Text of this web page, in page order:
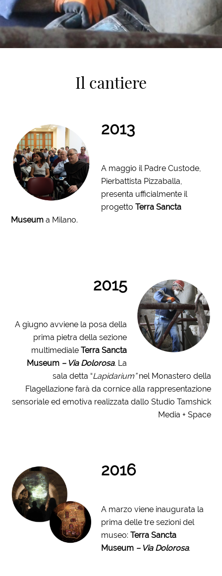
Il cantiere
2013
A maggio il Padre Custode,
Pierbattista Pizzaballa,
presenta ufficialmente il
progetto Terra Sancta
Museum a Milano.
2015
A giugno avviene la posa della
prima pietra della sezione
multimediale Terra Sancta
Museum – Via Dolorosa. La
sala detta “Lapidarium”nel Monastero della
Flagellazione farà da cornice alla rappresentazione
sensoriale ed emotiva realizzata dallo Studio Tamshick
Media + Space
2016
A marzo viene inaugurata la
prima delle tre sezioni del
museo: Terra Sancta
Museum– Via Dolorosa.